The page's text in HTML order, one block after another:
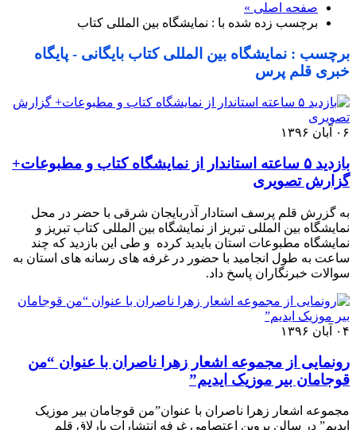
صفحه اصلی »
برچسب زده شده با : نمایشگاه بین المللی کتاب
برچسب : نمایشگاه بین المللی کتاب بایگانی - پایگاه
خبری قلم پرس
۰۶ آبان ۱۳۹۶
بازدید ۵ ساعته استاندار از نمایشگاه کتاب و مطبوعات+
گزارش تصویری
به گزرش قلم پرسف استادار آذربایجان شرقی با حضر در محل
نمایشگاه بین المللی تبریز از نمایشگاه بین المللی کتاب تبریز و
نمایشگاه مطبوعات استان بایدید کرده و طی این بازدید که چند
ساعت به طول انجامید با حضور در غرفه های رسانه های استان به
سوالات خبرنگاران پاسخ داد.
۰۴ آبان ۱۳۹۶
رونمایی از مجموعه اشعار زهرا ناصران با عنوان “من
قوجامان بیر موزیک ایدیم”
مجموعه اشعار زهرا ناصران با عنوان”من قوجامان بیر موزیک
ایدیم” در سالن پروین اعتصامی غرفه انتشارات پارلاق قلم